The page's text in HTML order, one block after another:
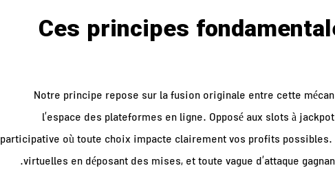
Ces principes
Notre principe repose sur la fusion originale entre cette
l’espace des plateformes en ligne. Opposé aux slots à
participative où toute choix impacte clairement vos profits
virtuelles en déposant des mises, et toute vague d’attaque